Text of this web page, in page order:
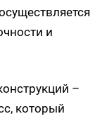
и
–
который